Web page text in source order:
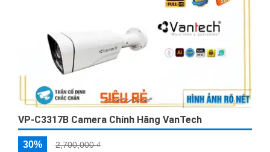
VP-C3317B Camera Chính Hãng VanTech
30% 2,700,000 ₫